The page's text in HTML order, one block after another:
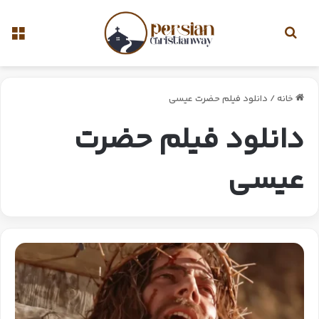
خانه/ دانلود فیلم حضرت عیسی
دانلود فیلم حضرت
عیسی